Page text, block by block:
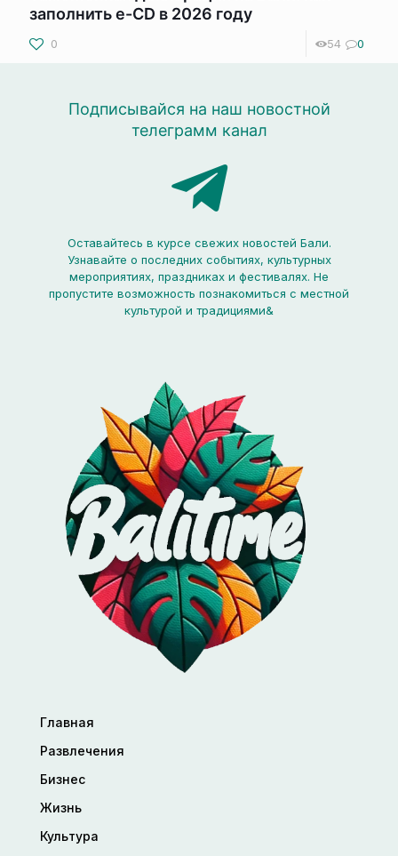
заполнить e-CD в 2026 году
0 54 0
Подписывайся на наш новостной
телеграмм канал
Оставайтесь в курсе свежих новостей Бали.
Узнавайте о последних событиях, культурных
мероприятиях, праздниках и фестивалях. Не
пропустите возможность познакомиться с местной
культурой и традициями&
Главная
Развлечения
Бизнес
Жизнь
Культура